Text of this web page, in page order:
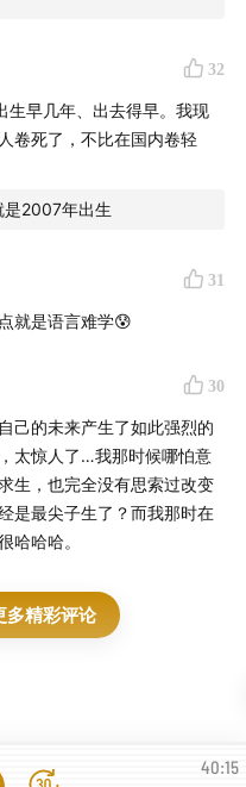
32
生早几年、出去得早。我现
卷死了，不比在国内卷轻
2007年出生
31
就是语言难学😰
30
己的未来产生了如此强烈的
太惊人了…我那时候哪怕意
生，也完全没有思索过改变
是最尖子生了？而我那时在
哈哈哈。
多精彩评论
40:15